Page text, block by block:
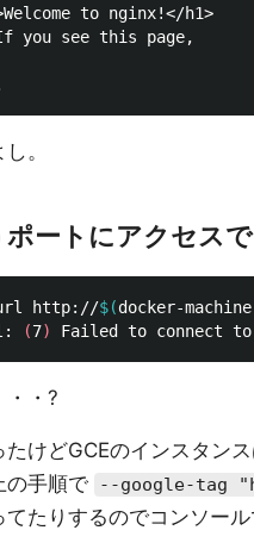
to nginx!</h1>
you see this page,
。
ートにアクセス
http://$(docker-
(7)
・・?
たけどGCEのインスタン
の手順で
--google-tag
てたりするのでコンソー